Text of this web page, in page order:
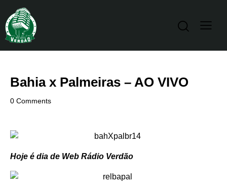
Bahia x Palmeiras – AO VIVO
0 Comments
Hoje é dia de Web Rádio Verdão